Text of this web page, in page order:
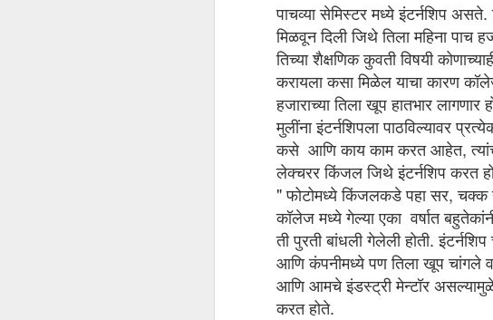
पाचव्या सेमिस्टर मध्ये इंटर्नशिप
मिळवून दिली जिथे तिला महिना पाच
तिच्या शैक्षणिक कुवती विषयी
करायला कसा मिळेल याचा कारण
हजाराच्या तिला खूप हातभार लागणार
मुलींना इंटर्नशिपला पाठविल्यावर
कसे आणि काय काम करत आहेत,
लेक्चरर किंजल जिथे इंटर्नशिप करत
" फोटोमध्ये किंजलकडे पहा सर, चक्क
कॉलेज मध्ये गेल्या एका वर्षात
ती पुरती बांधली गेलेली होती.
आणि कंपनीमध्ये पण तिला खूप चांगले
आणि आमचे इंडस्ट्री मेन्टॉर
करत होते.
३१ मार्च पर्यंत साठीच्या वर आणि पंचेचाळीसच्या वरच्या आधीपासून
आल्यामुळे फारशी गर्दी नव्हती. दिवसभराचे मिळून शंभरेक जण असतील.
ते व्हॅक्सीन देऊन झाल्यावर ऑब्झर्वेशन रूम पर्यंत सर्व काही शिस्तीत सुरू
गणितज्ञ गुरू लाभलेला इंजिनिअर कलाकार - चिन्मय
तुमची आवड हाच तुमचा व्यवसाय असेल तर तुम्हाला ‘काम’
आपल्या हातून घडते. परंतु कितीतरी असे लोक आहेत की ते
यशस्वी होऊ याची भीती त्यांच्या मनात असते. दोन दशकांच्या पेक्षा जास्त
आलीय ती म्हणजे कित्येक विद्यार्थ्यांना आपल्याला नक्की काय करायचे
NOV
26
तो तृषार्थ